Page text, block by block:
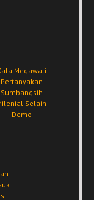
Megawati
Pertanyakan
Sumbangsih
Selain
Demo